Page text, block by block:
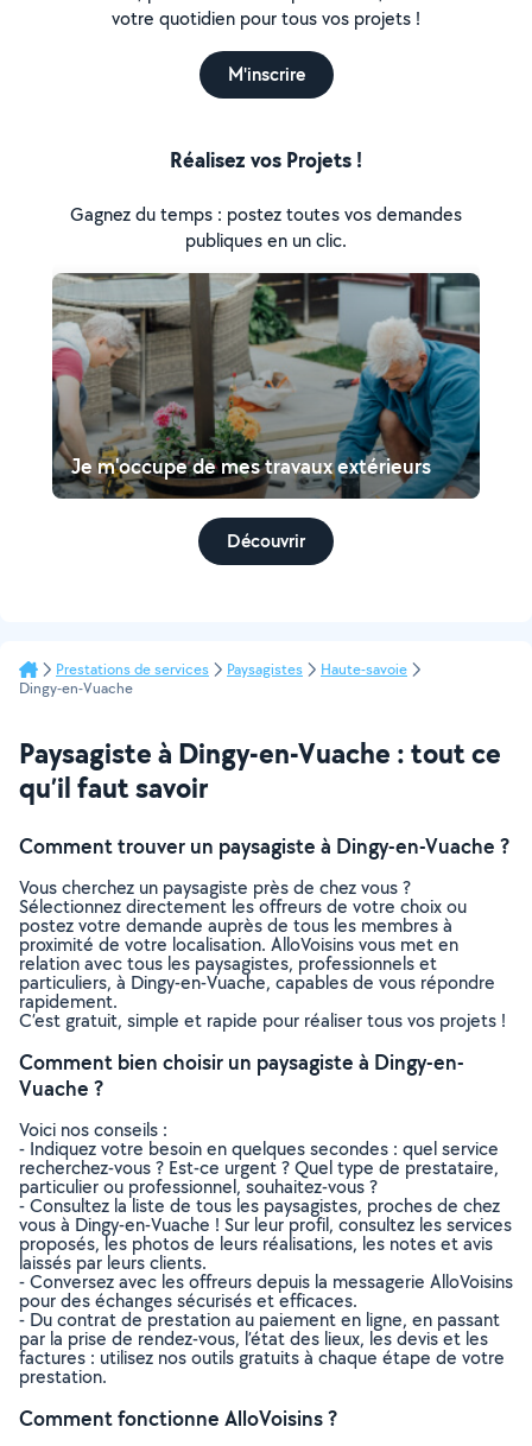
votre quotidien pour tous vos projets !
M'inscrire
Réalisez vos Projets !
Gagnez du temps : postez toutes vos demandes
publiques en un clic.
Je m'occupe de mes travaux extérieurs
Découvrir
Prestations de services Paysagistes
Haute-savoie
Dingy-en-Vuache
Paysagiste à Dingy-en-Vuache : tout ce
qu’il faut savoir
Comment trouver un paysagiste à Dingy-en-Vuache ?
Vous cherchez un paysagiste près de chez vous ?
Sélectionnez directement les offreurs de votre choix ou
postez votre demande auprès de tous les membres à
proximité de votre localisation. AlloVoisins vous met en
relation avec tous les paysagistes, professionnels et
particuliers, à Dingy-en-Vuache, capables de vous répondre
rapidement.
C’est gratuit, simple et rapide pour réaliser tous vos projets !
Comment bien choisir un paysagiste à Dingy-en-
Vuache ?
Voici nos conseils :
- Indiquez votre besoin en quelques secondes : quel service
recherchez-vous ? Est-ce urgent ? Quel type de prestataire,
particulier ou professionnel, souhaitez-vous ?
- Consultez la liste de tous les paysagistes, proches de chez
vous à Dingy-en-Vuache ! Sur leur profil, consultez les services
proposés, les photos de leurs réalisations, les notes et avis
laissés par leurs clients.
- Conversez avec les offreurs depuis la messagerie AlloVoisins
pour des échanges sécurisés et efficaces.
- Du contrat de prestation au paiement en ligne, en passant
par la prise de rendez-vous, l’état des lieux, les devis et les
factures : utilisez nos outils gratuits à chaque étape de votre
prestation.
Comment fonctionne AlloVoisins ?